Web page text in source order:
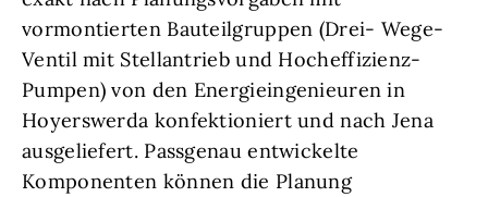
vormontierten Bauteilgruppen (Drei- Wege-
Ventil mit Stellantrieb und Hocheffizienz-
Pumpen) von den Energieingenieuren in
Hoyerswerda konfektioniert und nach Jena
ausgeliefert. Passgenau entwickelte
Komponenten können die Planung